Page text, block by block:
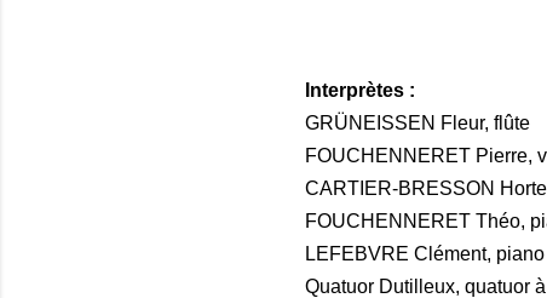
Interprètes :
GRÜNEISSEN Fleur, flûte
FOUCHENNERET Pierre,
CARTIER-BRESSON
FOUCHENNERET Théo,
LEFEBVRE Clément, piano
Quatuor Dutilleux, quatuor